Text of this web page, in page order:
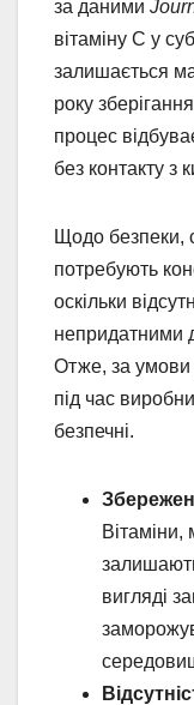
за даними
вітаміну С у
залишається
року
процес
без контакту з
Щодо безпеки,
потребують
оскільки
непридатними
Отже, за умови
під час
безпечні.
Вітаміни,
вигляді